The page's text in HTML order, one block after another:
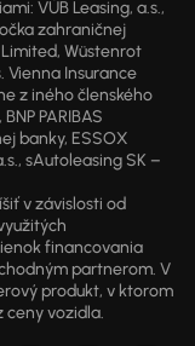
VÚB Leasing, a.s.,
zahraničnej
Wüstenrot
Vienna Insurance
z iného členského
PARIBAS
banky, ESSOX
sAutoleasing SK –
v závislosti od
financovania
partnerom. V
produkt, v ktorom
ceny vozidla.